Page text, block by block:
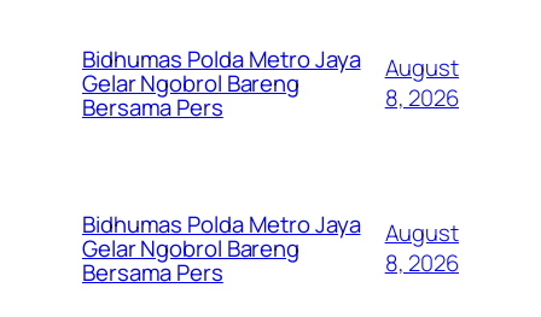
Bidhumas Polda Metro Jaya
Gelar Ngobrol Bareng
Bersama Pers
August
8, 2026
Bidhumas Polda Metro Jaya
Gelar Ngobrol Bareng
Bersama Pers
August
8, 2026